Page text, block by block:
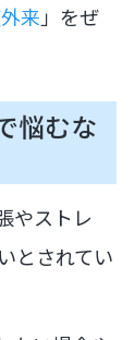
来 」をぜ
悩むな
やストレ
とされてい